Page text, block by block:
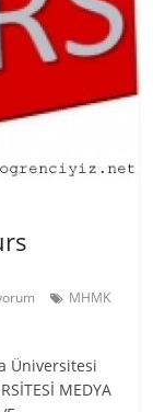
MHMK
Üniversitesi
MEDYA